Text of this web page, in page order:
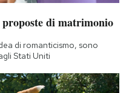
di matrimonio
di romanticismo, sono
Stati Uniti